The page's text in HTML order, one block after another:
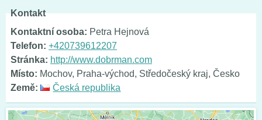
Kontakt
Kontaktní osoba: Petra Hejnová
Telefon: +420739612207
Stránka: http://www.dobrman.com
Místo: Mochov, Praha-východ, Středočeský kraj, Česko
Země:
Česká republika